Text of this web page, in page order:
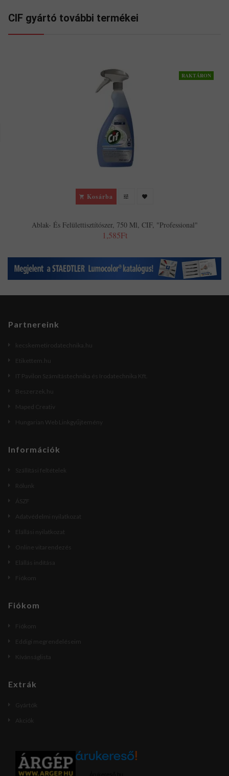
CIF gyártó további termékei
RAKTÁRON
Kosárba
Ablak- És Felülettisztítószer, 750 Ml, CIF, "Professional"
1,585Ft
Partnereink
kecskemetirodatechnika.hu
Etikettem.hu
IT Pavilon Számítástechnika és Irodatechnika Kft.
Beszerzek.hu
Maped Creativ
Hungarian Web Linkgyűjtemény
Információk
Szállítási feltételek
Rólunk
ÁSZF
Adatvédelmi nyilatkozat
Elállási nyilatkozat
Online vitarendezés
Elállás indítása
Fiókom
Fiókom
Fiókom
Eddigi megrendeléseim
Kívánságlista
Extrák
Gyártók
Akciók